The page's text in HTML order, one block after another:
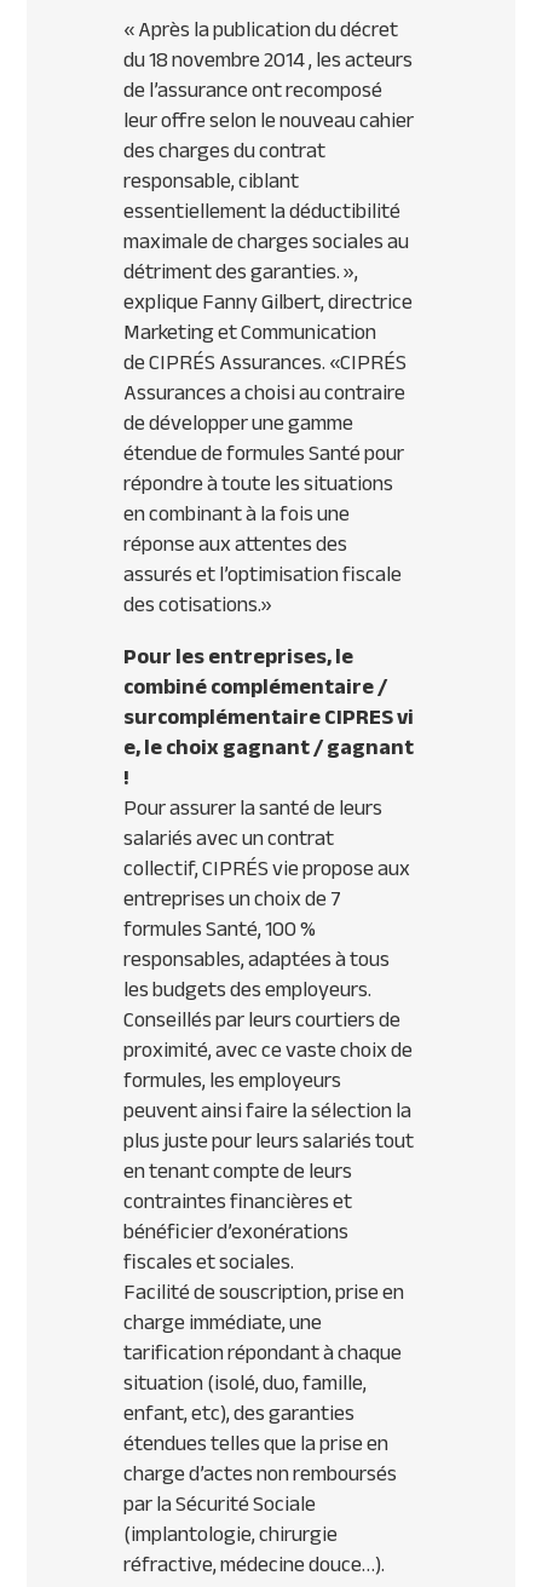
«Après la publication du décret
du 18 novembre 2014 , les acteurs
de l’assurance ont recomposé
leur offre selon le nouveau cahier
des charges du contrat
responsable, ciblant
essentiellement la déductibilité
maximale de charges sociales au
détriment des garanties.»,
explique Fanny Gilbert, directrice
Marketing et Communication
deCIPRÉS Assurances. «CIPRÉS
Assurances a choisi au contraire
de développer une gamme
étendue de formules Santé pour
répondre à toute les situations
en combinant à la fois une
réponse aux attentes des
assurés et l’optimisation fiscale
des cotisations.»
Pour les entreprises, le
combiné complémentaire /
surcomplémentaireCIPRESvi
e, le choix gagnant / gagnant
!
Pour assurer la santé de leurs
salariés avec un contrat
collectif,CIPRÉS vie propose aux
entreprises un choix de 7
formules Santé, 100 %
responsables, adaptées à tous
les budgets des employeurs.
Conseillés par leurs courtiers de
proximité, avec ce vaste choix de
formules, les employeurs
peuvent ainsi faire la sélection la
plus juste pour leurs salariés tout
en tenant compte de leurs
contraintes financières et
bénéficier d’exonérations
fiscales et sociales.
Facilité de souscription, prise en
charge immédiate, une
tarification répondant à chaque
situation (isolé, duo, famille,
enfant, etc), des garanties
étendues telles que la prise en
charge d’actes non remboursés
par la Sécurité Sociale
(implantologie, chirurgie
réfractive, médecine douce…).